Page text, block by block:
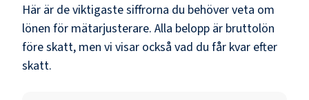
Här är de viktigaste siffrorna du behöver veta om
lönen för mätarjusterare. Alla belopp är bruttolön
före skatt, men vi visar också vad du får kvar efter
skatt.